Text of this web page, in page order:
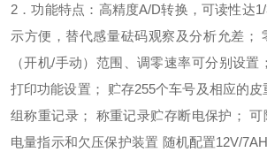
2．功能特点： 高精度A/D转换，可读性达
示方便，替代感量砝码观察及分析允差；
（开机/手动）范围、调零速率可分别设置
打印功能设置； 贮存255个车号及相应的
组称重记录； 称重记录贮存断电保护；可
电量指示和欠压保护装置 随机配置12V/